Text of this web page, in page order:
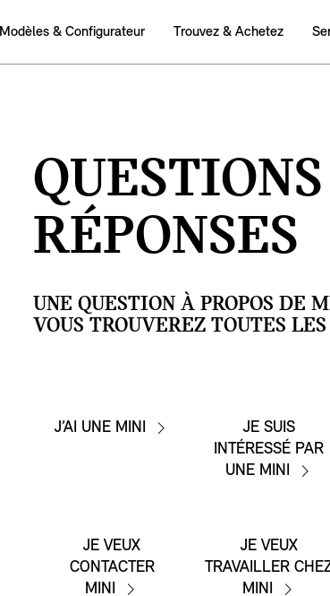
Modèles & Configurateur Trouvez & Achetez
RÉPONSES
UNE QUESTION À PROPOS DE
VOUS TROUVEREZ TOUTES
J’AI UNE MINI
JE SUIS
INTÉRESSÉ PAR
UNE MINI
JE VEUX
CONTACTER
MINI
JE VEUX
TRAVAILLER
MINI